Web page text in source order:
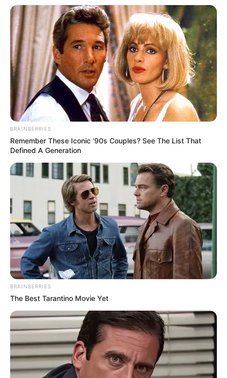
BRAINBERRIES
Remember These Iconic '90s Couples? See The List That
Defined A Generation
BRAINBERRIES
The Best Tarantino Movie Yet